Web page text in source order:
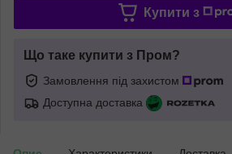
Купити з
Що таке купити з Пром?
Замовлення під захистом
Доступна доставка